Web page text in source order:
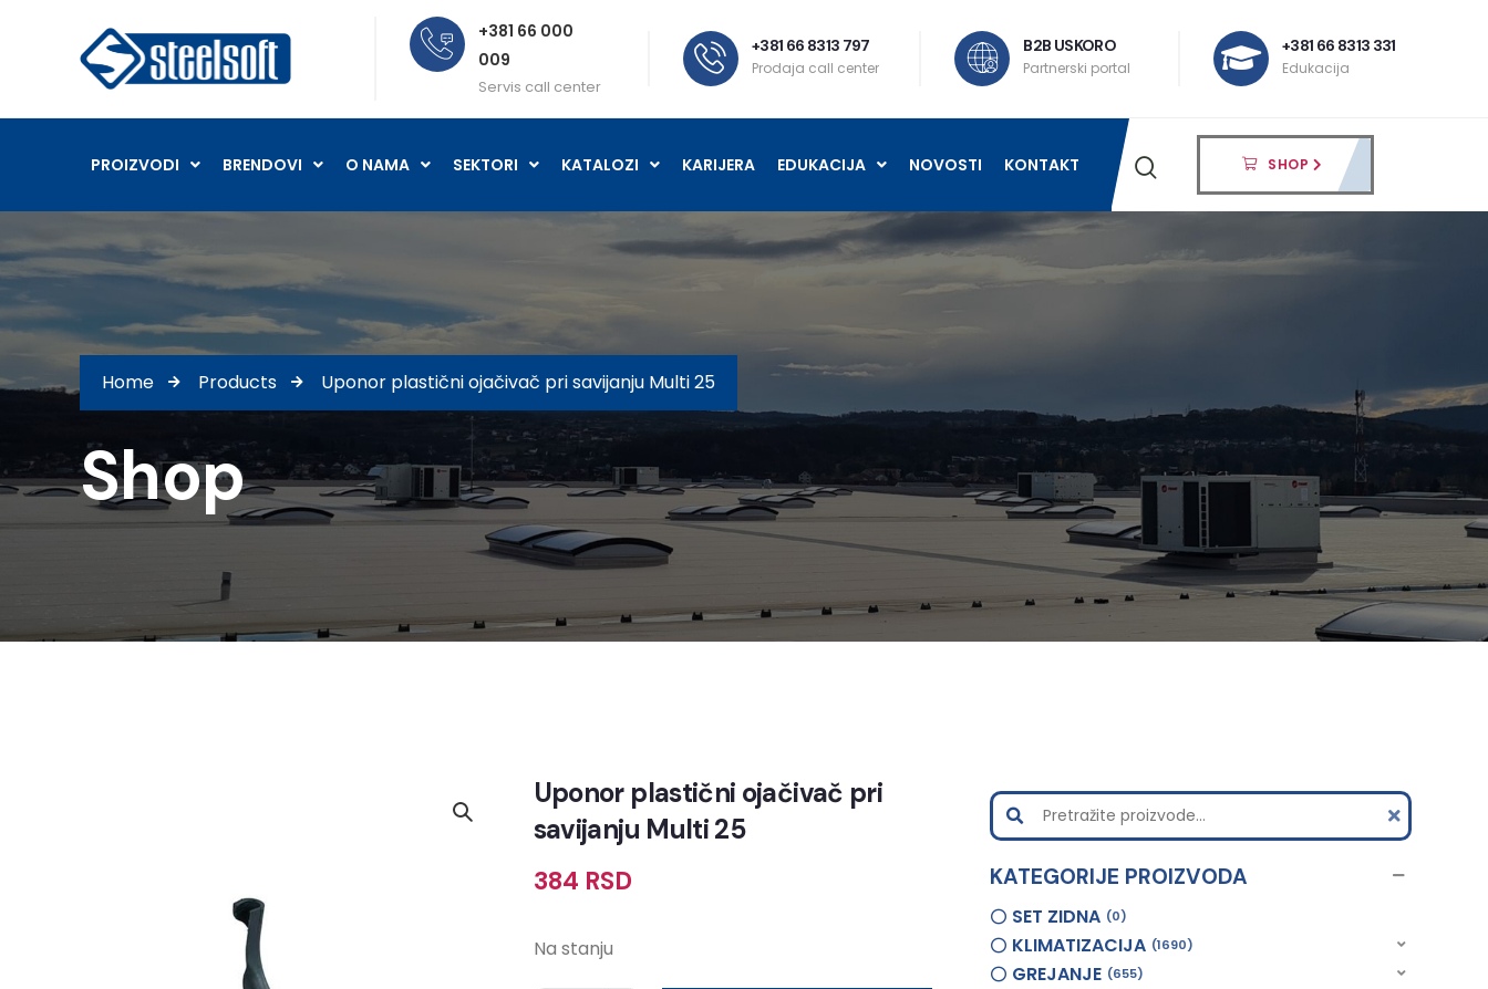
+381 66 000
009
Servis call center
+381 66 8313 797
Prodaja call center
B2B USKORO
Partnerski portal
+381 66 8313 331
Edukacija
PROIZVODI BRENDOVI O NAMA SEKTORI KATALOZI KARIJERA EDUKACIJA NOVOSTI KONTAKT SHOP
Home Products Uponor plastični ojačivač pri savijanju Multi 25
Shop
Uponor plastični ojačivač pri
savijanju Multi 25
384 RSD
Na stanju
KATEGORIJE PROIZVODA
SET ZIDNA 0
KLIMATIZACIJA 1690
GREJANJE 655